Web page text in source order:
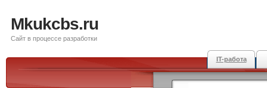
Mkukcbs.ru
Сайт в процессе разработки
IT-работа